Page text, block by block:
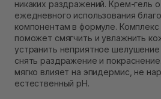
никаких раздражений. Крем-гель
ежедневного использования
компонентам в формуле.
поможет смягчить и увлажнить
устранить неприятное
снять раздражение и
мягко влияет на эпидермис, не
естественный рН.